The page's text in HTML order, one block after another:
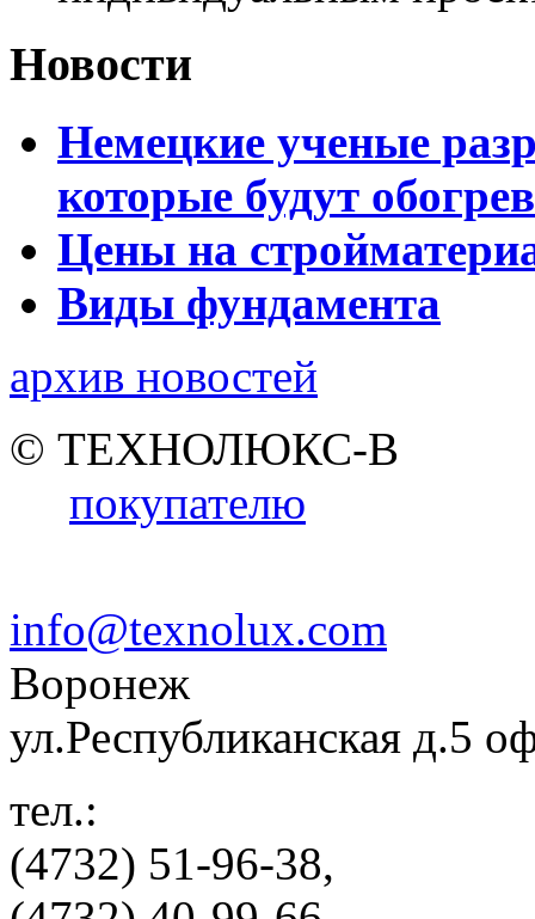
Новости
Немецкие ученые
которые будут
Цены на
Виды фундамента
архив новостей
© ТЕХНОЛЮКС-В
покупателю
info@texnolux.com
Воронеж
ул.Республиканская д.5
тел.:
(4732) 51-96-38,